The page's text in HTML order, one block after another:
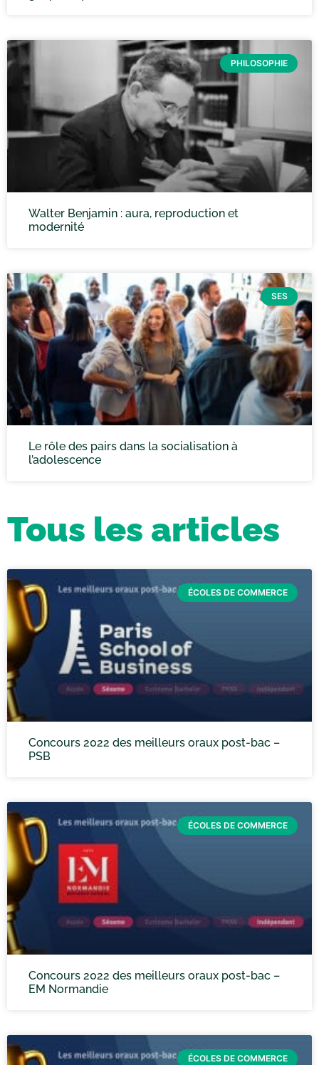
PHILOSOPHIE
Walter Benjamin : aura, reproduction et
modernité
SES
Le rôle des pairs dans la socialisation à
l’adolescence
Tous les articles
ÉCOLES DE COMMERCE
Concours 2022 des meilleurs oraux post-bac –
PSB
ÉCOLES DE COMMERCE
Concours 2022 des meilleurs oraux post-bac –
EM Normandie
ÉCOLES DE COMMERCE